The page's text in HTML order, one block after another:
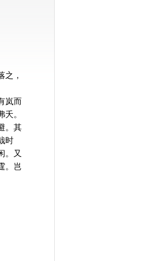
之，
岚而
。
。其
时
。又
。岂